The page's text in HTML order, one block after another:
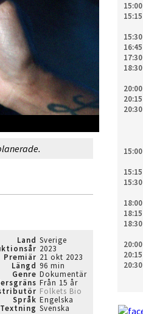
15:00
15:15
15:30
16:45
17:30
18:30
20:00
20:15
20:30
15:00
15:15
15:30
18:00
18:15
18:30
20:00
20:15
20:30
Land
Premiär
Längd
Genre
Språk
Textning
Sverige
2023
21 okt 2023
96 min
Dokumentär
Från 15 år
Folkets Bio
Engelska
Svenska